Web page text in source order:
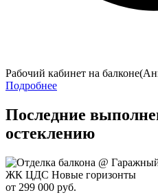
Рабочий кабинет на
Подробнее
Последние
остеклению
ЖК ЦДС Новые горизонты
от 299 000 руб.